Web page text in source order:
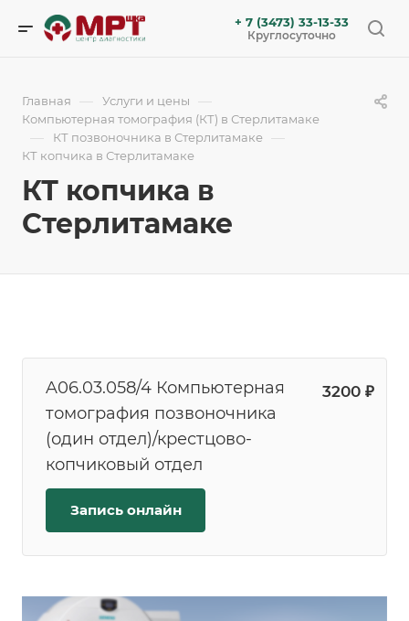
+ 7 (3473) 33-13-33
Круглосуточно
Главная — Услуги и цены —
Компьютерная томография (КТ) в Стерлитамаке
— КТ позвоночника в Стерлитамаке —
КТ копчика в Стерлитамаке
КТ копчика в
Стерлитамаке
A06.03.058/4 Компьютерная
томография позвоночника
(один отдел)/крестцово-
копчиковый отдел
3200 ₽
Запись онлайн